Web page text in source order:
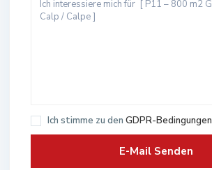
Ich stimme zu den GDPR-Bedingungen